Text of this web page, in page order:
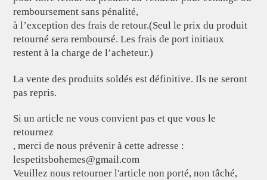
remboursement sans pénalité,
à l’exception des frais de retour.(Seul le prix du produit
retourné sera remboursé. Les frais de port initiaux
restent à la charge de l’acheteur.)
La vente des produits soldés est définitive. Ils ne seront
pas repris.
Si un article ne vous convient pas et que vous le
retournez
, merci de nous prévenir à cette adresse :
lespetitsbohemes@gmail.com
Veuillez nous retourner l'article non porté, non tâché,